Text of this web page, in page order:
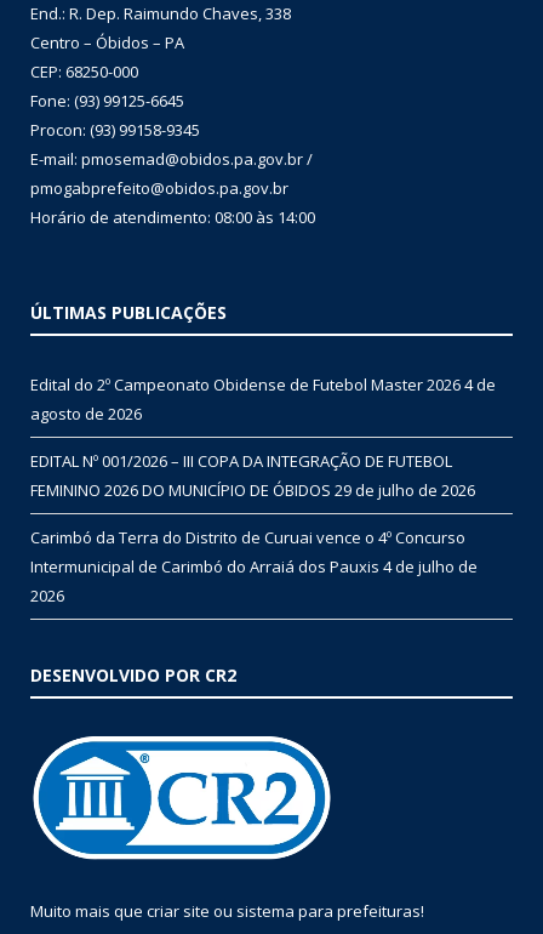
End.: R. Dep. Raimundo Chaves, 338
Centro – Óbidos – PA
CEP: 68250-000
Fone: (93) 99125-6645
Procon: (93) 99158-9345
E-mail: pmosemad@obidos.pa.gov.br /
pmogabprefeito@obidos.pa.gov.br
Horário de atendimento: 08:00 às 14:00
ÚLTIMAS PUBLICAÇÕES
Edital do 2º Campeonato Obidense de Futebol Master 20264 de
agosto de 2026
EDITAL Nº 001/2026 – III COPA DA INTEGRAÇÃO DE FUTEBOL
FEMININO 2026 DO MUNICÍPIO DE ÓBIDOS 29 de julho de 2026
Carimbó da Terra do Distrito de Curuai vence o 4º Concurso
Intermunicipal de Carimbó do Arraiá dos Pauxis 4 de julho de
2026
DESENVOLVIDO POR CR2
Muito mais que criar site ou sistema para prefeituras!